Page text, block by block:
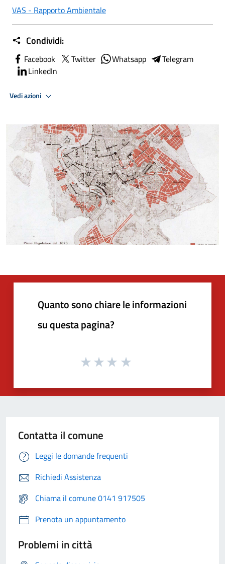
VAS - Rapporto Ambientale
Condividi:
Facebook Twitter Whatsapp
Telegram
LinkedIn
Vedi azioni
Quanto sono chiare le informazioni
su questa pagina?
Contatta il comune
Leggi le domande frequenti
Richiedi Assistenza
Chiama il comune 0141 917505
Prenota un appuntamento
Problemi in città